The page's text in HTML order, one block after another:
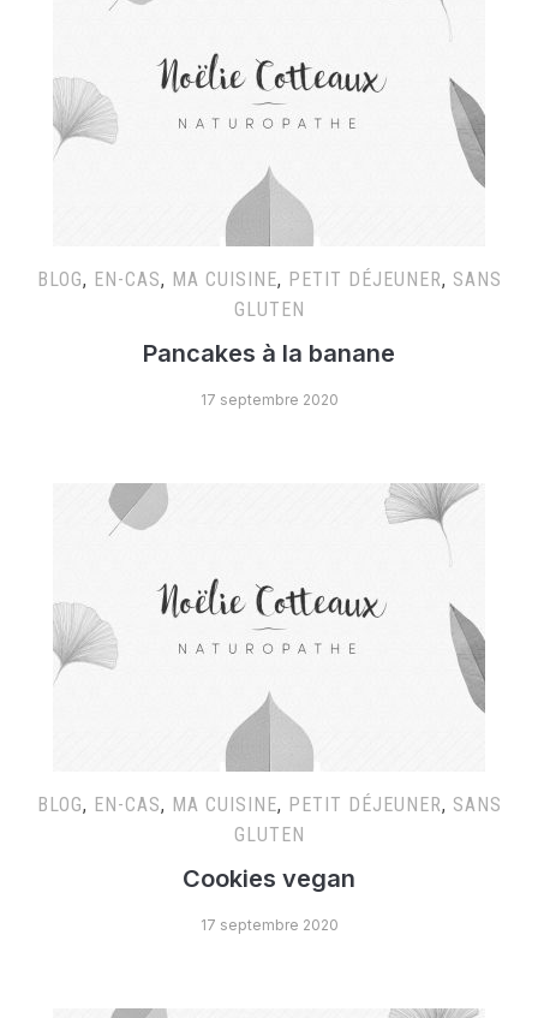
BLOG, EN-CAS, MA CUISINE, PETIT DÉJEUNER, SANS
GLUTEN
Pancakes à la banane
17 septembre 2020
BLOG, EN-CAS, MA CUISINE, PETIT DÉJEUNER, SANS
GLUTEN
Cookies vegan
17 septembre 2020